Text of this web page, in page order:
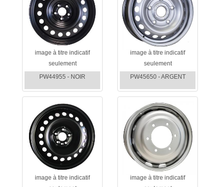
image à titre indicatif
seulement
PW44955 - NOIR
image à titre indicatif
seulement
PW45650 - ARGENT
image à titre indicatif
image à titre indicatif